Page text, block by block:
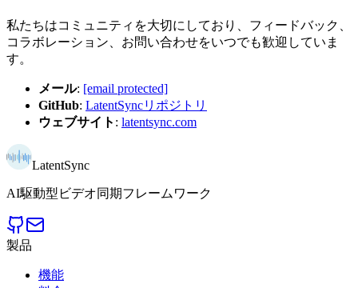
私たちはコミュニティを大切にしており、フィードバック、
コラボレーション、お問い合わせをいつでも歓迎していま
す。
メール: [email protected]
GitHub: LatentSyncリポジトリ
ウェブサイト : latentsync.com
LatentSync
AI駆動型ビデオ同期フレームワーク
製品
機能